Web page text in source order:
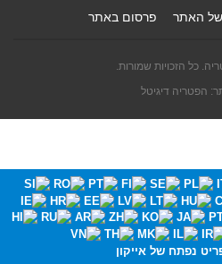
של האתר
פרסום באתר
הפטריה דיגיטל